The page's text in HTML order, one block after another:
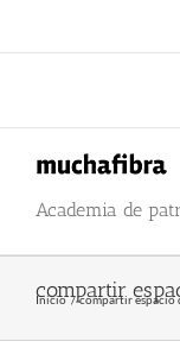
al
Academia de
compartir
Inicio compartir espacio